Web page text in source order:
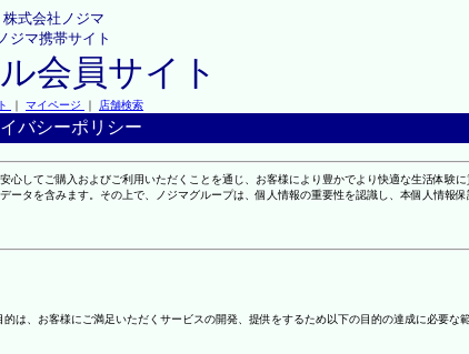
株式会社ノジマ
ジマ携帯サイト
会員サイト
｜ マイページ ｜ 店舗検索
バシーポリシー
してご購入およびご利用いただくことを通じ、お客様により豊かでより快適な生活体験
タを含みます。その上で、ノジマグループは、個人情報の重要性を認識し、本個人情報
、お客様にご満足いただくサービスの開発、提供をするため以下の目的の達成に必要な